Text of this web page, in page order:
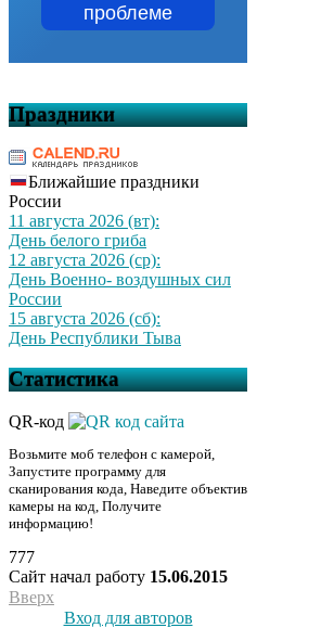
проблеме
Праздники
Ближайшие праздники
России
11 августа 2026 (вт):
День белого гриба
12 августа 2026 (ср):
День Военно- воздушных сил
России
15 августа 2026 (сб):
День Республики Тыва
Статистика
QR-код
Возьмите моб телефон с камерой,
Запустите программу для
сканирования кода, Наведите объектив
камеры на код, Получите
информацию!
777
Сайт начал работу 15.06.2015
Вверх
Вход для авторов